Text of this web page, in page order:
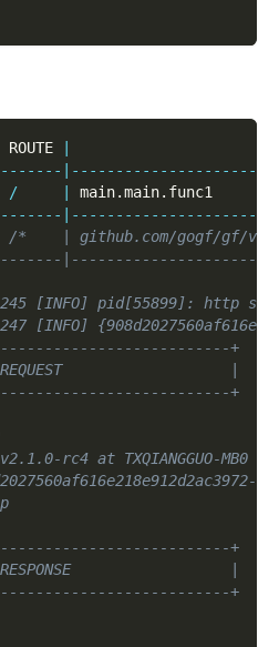
ROUTE
-- -- -- - -- -- -- -- -- -- -- -- -- -- --
/ main.main.
-- -- -- - -- -- -- -- -- -- -- -- -- -- --
/*    | github.com/gogf/gf/v2/net/
[INFO] pid[55899]: http
[INFO]
+
|
+
rc4 at TXQIANGGUO-MB0
+
|
+